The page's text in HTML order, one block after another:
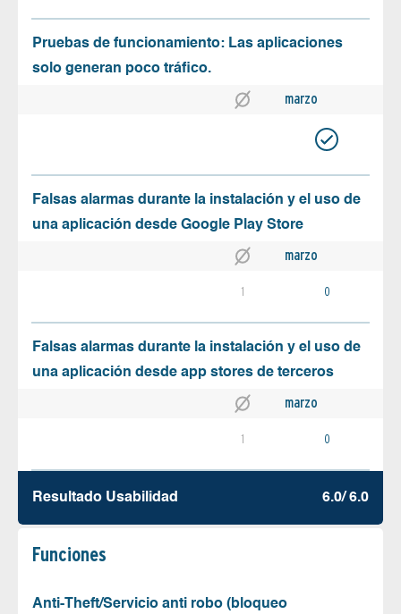
Pruebas de funcionamiento: Las aplicaciones
solo generan poco tráfico.
marzo
Falsas alarmas durante la instalación y el uso de
una aplicación desde Google Play Store
marzo
1 0
Falsas alarmas durante la instalación y el uso de
una aplicación desde app stores de terceros
marzo
1 0
Resultado Usabilidad 6.0/ 6.0
Funciones
Anti-Theft/Servicio anti robo (bloqueo